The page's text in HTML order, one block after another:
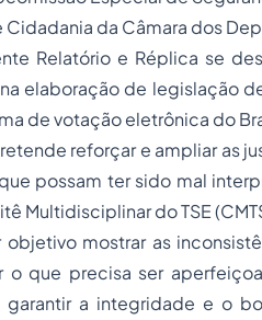
Cidadania da Câmara dos
Relatório e Réplica se
elaboração de legislação
de votação eletrônica do
reforçar e ampliar as
que possam ter sido mal
Multidisciplinar do TSE
objetivo mostrar as
o que precisa ser
garantir a integridade e o